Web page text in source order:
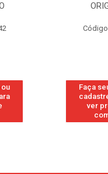
ou
Faça
ver